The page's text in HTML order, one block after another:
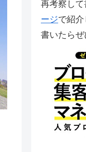
再考察し
ージで紹
書いたらぜ